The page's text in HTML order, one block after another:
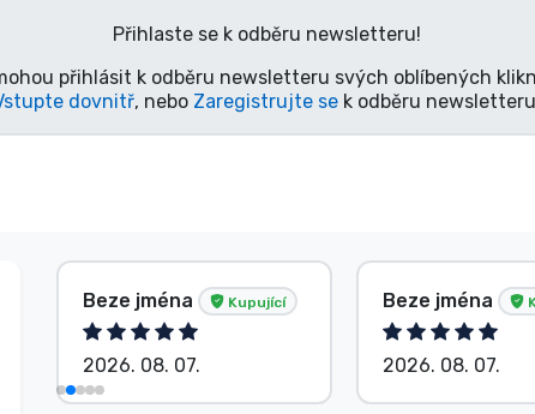
Přihlaste se k odběru newsletteru!
přihlásit k odběru newsletteru svých oblíbených
dovnitř, nebo Zaregistrujte sek odběru
Beze jména Kupující
2026. 08. 07.
Beze jména
2026. 08. 07.